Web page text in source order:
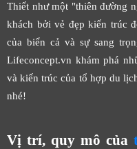
Thiết như một "thiên đường
khách bởi vẻ đẹp kiến trúc
của biển cả và sự sang
Lifeconcept.vn khám phá
và kiến trúc của tổ hợp du
nhé!
Vị trí, quy mô của